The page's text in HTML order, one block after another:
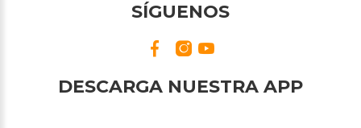
SÍGUENOS
DESCARGA NUESTRA APP